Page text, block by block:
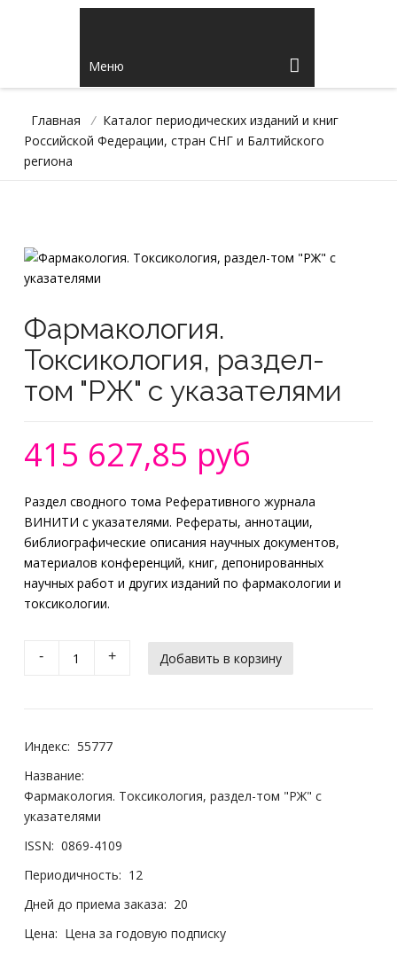
Меню
Главная / Каталог периодических изданий и книг
Российской Федерации, стран СНГ и Балтийского
региона
Фармакология.
Токсикология, раздел-
том "РЖ" с указателями
415 627,85 руб
Раздел сводного тома Реферативного журнала
ВИНИТИ с указателями. Рефераты, аннотации,
библиографические описания научных документов,
материалов конференций, книг, депонированных
научных работ и других изданий по фармакологии и
токсикологии.
- +
Индекс: 55777
Название:
Фармакология. Токсикология, раздел-том "РЖ" с
указателями
ISSN: 0869-4109
Периодичность: 12
Дней до приема заказа: 20
Цена: Цена за годовую подписку